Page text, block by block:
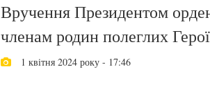
Вручення Президентом
членам родин полеглих
1 квітня 2024 року - 17:46